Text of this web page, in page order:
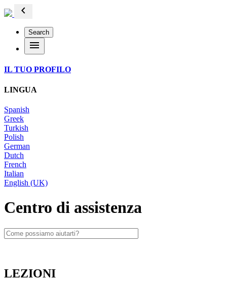
chevron_left
Search
menu
IL TUO PROFILO
LINGUA
Spanish
Greek
Turkish
Polish
German
Dutch
French
Italian
English (UK)
Centro di assistenza
LEZIONI